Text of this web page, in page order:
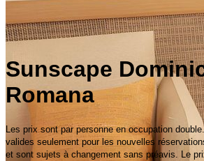
Sunscape
Romana
Les prix sont par personne en occupation
valides seulement pour les nouvelles
et sont sujets à changement sans préavis. Le